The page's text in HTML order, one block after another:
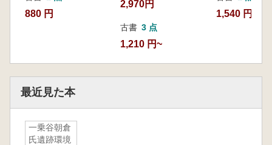
880 円
2,970円
古書 3 点
1,210 円~
1,540 円
最近見た本
一乗谷朝倉
氏遺跡環境